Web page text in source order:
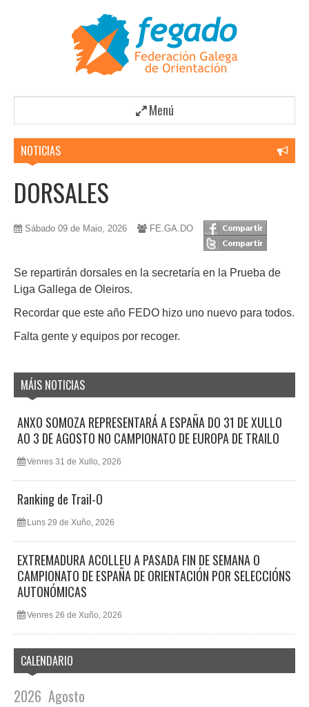
Menú
NOTICIAS
DORSALES
Sábado 09 de Maio, 2026 FE.GA.DO
Se repartirán dorsales en la secretaría en la Prueba de
Liga Gallega de Oleiros.
Recordar que este año FEDO hizo uno nuevo para todos.
Falta gente y equipos por recoger.
MÁIS NOTICIAS
ANXO SOMOZA REPRESENTARÁ A ESPAÑA DO 31 DE XULLO
AO 3 DE AGOSTO NO CAMPIONATO DE EUROPA DE TRAILO
Venres 31 de Xullo, 2026
Ranking de Trail-O
Luns 29 de Xuño, 2026
EXTREMADURA ACOLLEU A PASADA FIN DE SEMANA O
CAMPIONATO DE ESPAÑA DE ORIENTACIÓN POR SELECCIÓNS
AUTONÓMICAS
Venres 26 de Xuño, 2026
CALENDARIO
2026 Agosto